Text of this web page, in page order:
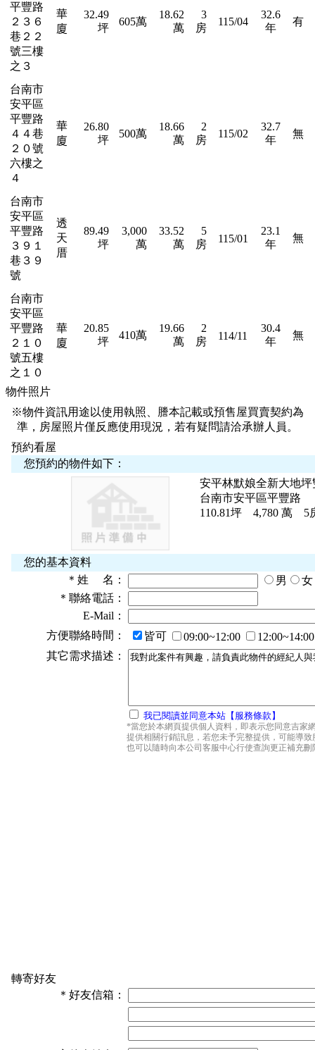
平豐路
２３６
巷２２
號三樓
之３
華
廈
32.49
坪
605萬
18.62
萬
3
房
115/04
32.6
年
有
台南市
安平區
平豐路
４４巷
２０號
六樓之
４
華
廈
26.80
坪
500萬
18.66
萬
2
房
115/02
32.7
年
無
台南市
安平區
平豐路
３９１
巷３９
號
透
天
厝
89.49
坪
3,000
萬
33.52
萬
5
房
115/01
23.1
年
無
台南市
安平區
平豐路
２１０
號五樓
之１０
華
廈
20.85
坪
410萬
19.66
萬
2
房
114/11
30.4
年
無
物件照片
※物件資訊用途以使用執照、謄本記載或預售屋買賣契約為
準，房屋照片僅反應使用現況，若有疑問請洽承辦人員。